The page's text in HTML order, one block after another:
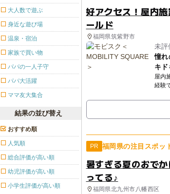
好アクセス！屋内
ールド
福岡県筑紫野市
未評
憧れ
キ
屋内
経験
PR 福岡県の注目スポッ
暑すぎる夏のおで
ってる♪
福岡県北九州市八幡西区
大人数で遊ぶ
身近な遊び場
温泉・宿泊
家族で買い物
パパの一人子守
パパ大活躍
ママ友大集合
結果の並び替え
おすすめ順
人気順
総合評価が高い順
幼児評価が高い順
小学生評価が高い順